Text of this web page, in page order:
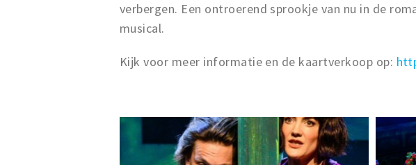
verbergen. Een ontroerend sprookje van nu in de
musical.
Kijk voor meer informatie en de kaartverkoop op: